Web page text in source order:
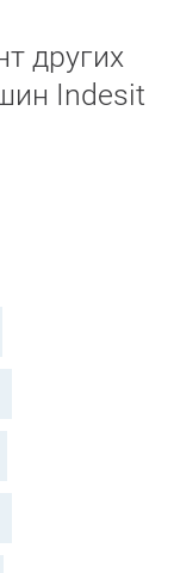
других
Indesit